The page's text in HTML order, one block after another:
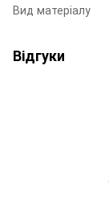
Вид матеріалу
Відгуки